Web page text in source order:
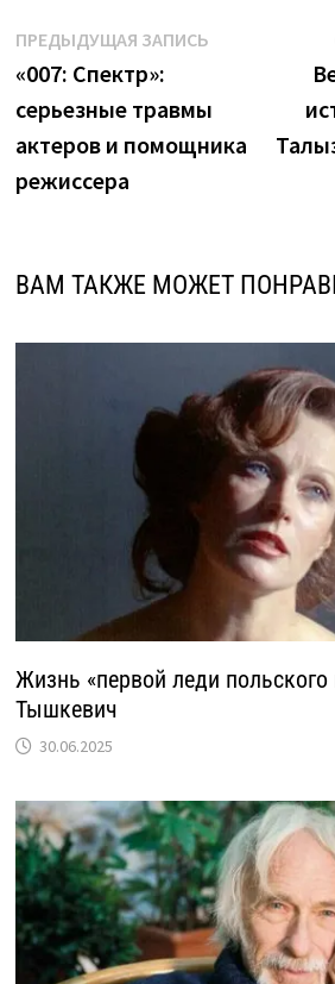
Навигация
по
записям
ПРЕДЫДУЩАЯ ЗАПИСЬ
«007: Спектр»:
серьезные травмы
актеров и помощника
режиссера
ВАМ ТАКЖЕ МОЖЕТ
Жизнь «первой леди
Тышкевич
30.06.2025